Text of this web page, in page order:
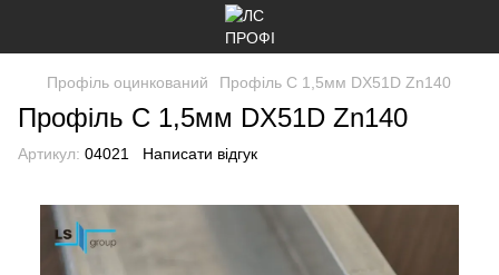
Профіль оцинкований Профіль C 1,5мм DX51D Zn140
Профіль C 1,5мм DX51D Zn140
Артикул: 04021 Написати відгук